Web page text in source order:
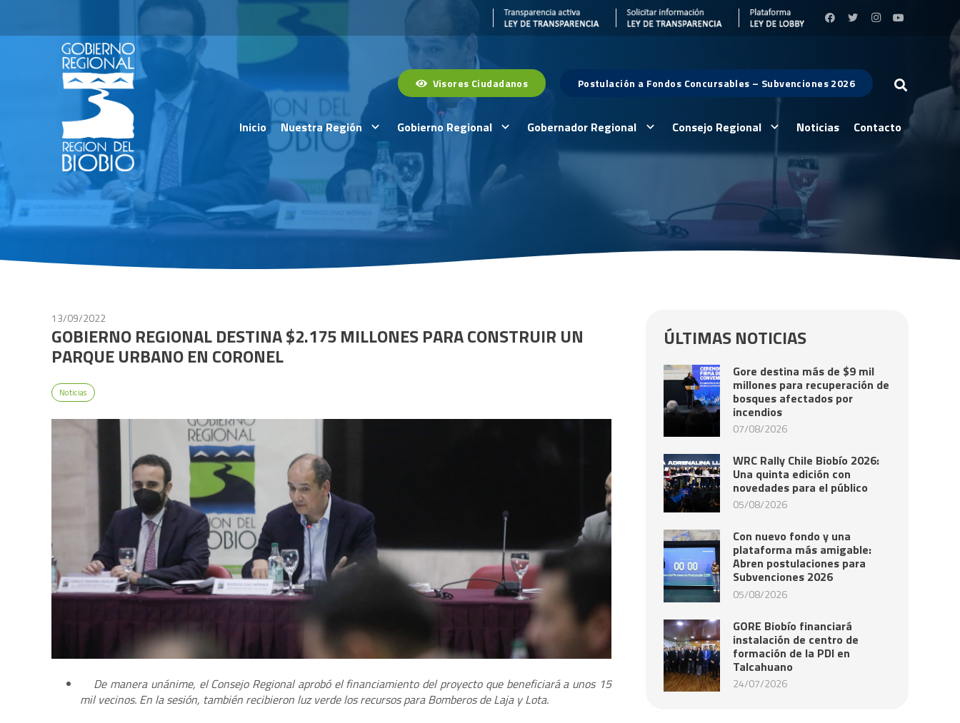
Visores Ciudadanos Postulación a Fondos Concursables – Subvenciones 2026
Inicio Nuestra Región Gobierno Regional Gobernador Regional Consejo Regional Noticias Contacto
13/09/2022
GOBIERNO REGIONAL DESTINA $2.175 MILLONES PARA CONSTRUIR UN
PARQUE URBANO EN CORONEL
Noticias
De manera unánime, el Consejo Regional aprobó el financiamiento del proyecto que beneficiará a unos 15
mil vecinos. En la sesión, también recibieron luz verde los recursos para Bomberos de Laja y Lota.
ÚLTIMAS NOTICIAS
Gore destina más de $9 mil
millones para recuperación de
bosques afectados por
incendios
07/08/2026
WRC Rally Chile Biobío 2026:
Una quinta edición con
novedades para el público
05/08/2026
Con nuevo fondo y una
plataforma más amigable:
Abren postulaciones para
Subvenciones 2026
05/08/2026
GORE Biobío financiará
instalación de centro de
formación de la PDI en
Talcahuano
24/07/2026